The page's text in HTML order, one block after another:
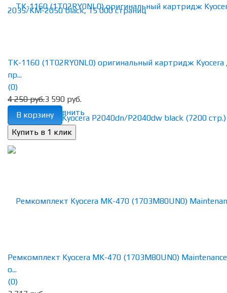
избранное сравнить
TK-1160 (1T02RY0NL0) оригинальный картридж Kyocera
пр...
(0)
4 250 руб.3 590 руб.
В корзину
Ремкомплект Kyocera MK-470 (1703M80UN0)
о...
(0)